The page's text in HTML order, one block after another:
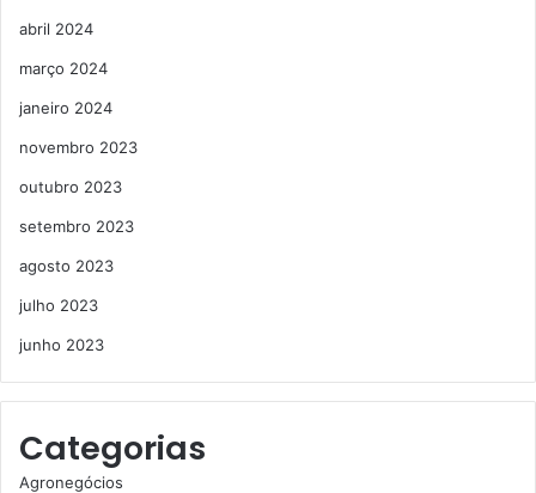
abril 2024
março 2024
janeiro 2024
novembro 2023
outubro 2023
setembro 2023
agosto 2023
julho 2023
junho 2023
Categorias
Agronegócios